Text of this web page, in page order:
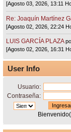
[Agosto 03, 2026, 13:11
Re: Joaquín Martínez
[Agosto 02, 2026, 22:24
LUIS GARCÍA PLAZA
[Agosto 02, 2026, 16:31
User Info
Usuario:
Contraseña: